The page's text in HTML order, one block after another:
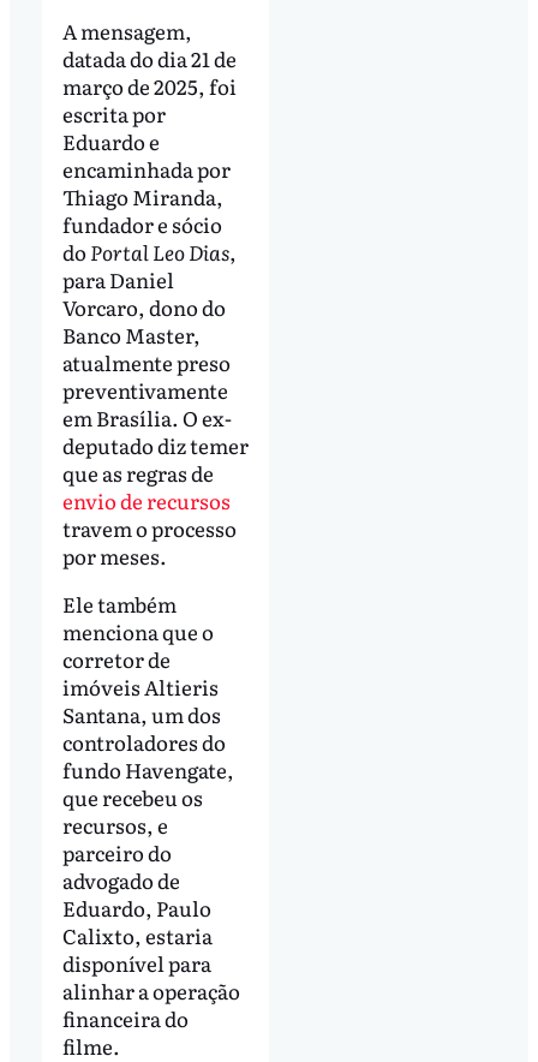
A mensagem,
datada do dia 21 de
março de 2025, foi
escrita por
Eduardo e
encaminhada por
Thiago Miranda,
fundador e sócio
do Portal Leo Dias,
para Daniel
Vorcaro, dono do
Banco Master,
atualmente preso
preventivamente
em Brasília. O ex-
deputado diz temer
que as regras de
envio de recursos
travem o processo
por meses.
Ele também
menciona que o
corretor de
imóveis Altieris
Santana, um dos
controladores do
fundo Havengate,
que recebeu os
recursos, e
parceiro do
advogado de
Eduardo, Paulo
Calixto, estaria
disponível para
alinhar a operação
financeira do
filme.